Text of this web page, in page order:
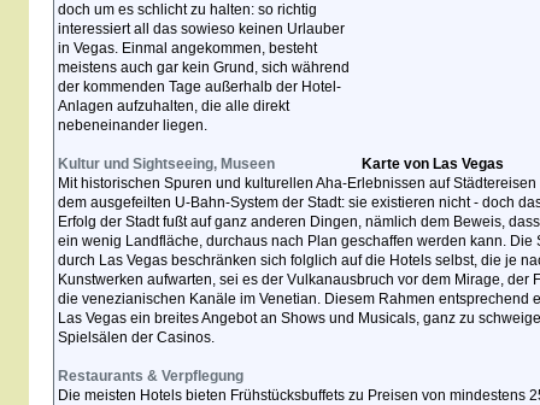
Karte von Las Vegas
doch um es schlicht zu halten: so richtig
interessiert all das sowieso keinen Urlauber
in Vegas. Einmal angekommen, besteht
meistens auch gar kein Grund, sich während
der kommenden Tage außerhalb der Hotel-
Anlagen aufzuhalten, die alle direkt
nebeneinander liegen.
Kultur und Sightseeing, Museen
Mit historischen Spuren und kulturellen Aha-Erlebnissen auf
dem ausgefeilten U-Bahn-System der Stadt: sie existieren nicht - doch
Erfolg der Stadt fußt auf ganz anderen Dingen, nämlich dem Beweis,
ein wenig Landfläche, durchaus nach Plan geschaffen werden kann.
durch Las Vegas beschränken sich folglich auf die Hotels selbst, die je
Kunstwerken aufwarten, sei es der Vulkanausbruch vor dem Mirage, der
die venezianischen Kanäle im Venetian. Diesem Rahmen entsprechend
Las Vegas ein breites Angebot an Shows und Musicals, ganz zu
Spielsälen der Casinos.
Restaurants & Verpflegung
Die meisten Hotels bieten Frühstücksbuffets zu Preisen von mindestens